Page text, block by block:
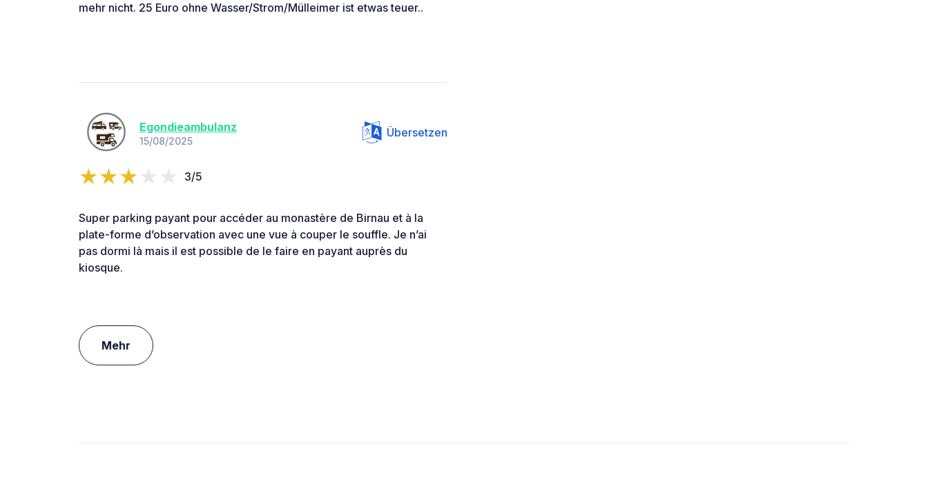
mehr nicht. 25 Euro ohne Wasser/Strom/Mülleimer ist etwas teuer..
Egondieambulanz
15/08/2025
Übersetzen
3/5
Super parking payant pour accéder au monastère de Birnau et à la
plate-forme d’observation avec une vue à couper le souffle. Je n’ai
pas dormi là mais il est possible de le faire en payant auprès du
kiosque.
Mehr